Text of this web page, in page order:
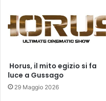
​ Horus, il mito egizio si fa
luce a Gussago
29 Maggio 2026